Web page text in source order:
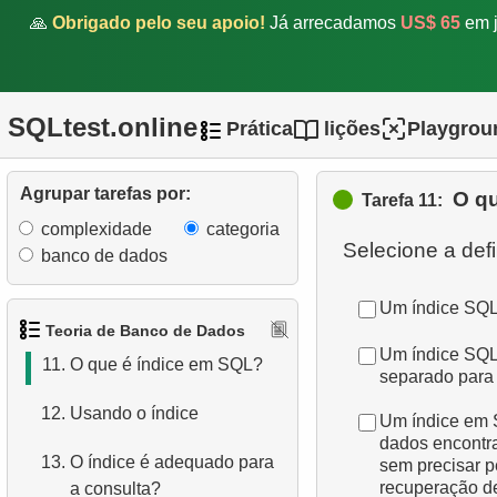
🙏 Obrigado pelo seu apoio! Já arrecadamos US$ 65 em
SQLtest.online Prática lições
Agrupar tarefas por:
complexidade
categoria
banco de dados
Teoria de Banco de Dados
6. O que é SQL?
linguagem SQL?
8.O que são comandos
DDL?
DQL?
10.Quais são os comandos
11. O que é índice em SQL?
12. Usando o índice
13. O índice é adequado para
a consulta?
Tarefa 11: O
Selecione a
Um índice
Um índice
separado
Um índice em
dados
sem precisar
recuperação